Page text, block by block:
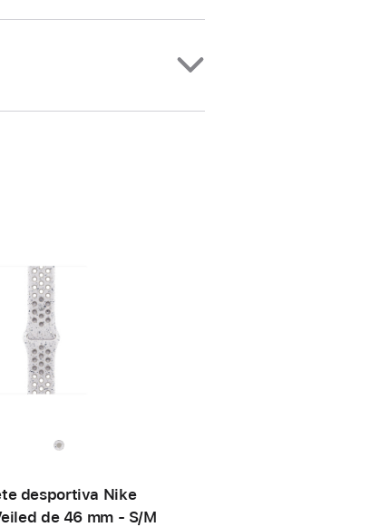
desportiva Nike
de 46 mm - S/M